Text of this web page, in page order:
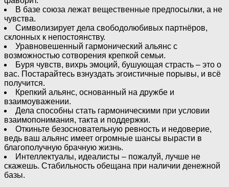
В базе союза лежат вещественные предпосылки, а не
чувства.
Символизирует дела свободолюбивых партнёров,
склонных к непостоянству.
Уравновешенный гармонический альянс с
возможностью сотворения крепкой семьи.
Буря чувств, вихрь эмоций, бушующая страсть – это о
вас. Постарайтесь взнуздать эгоистичные порывы, и всё
получится.
Крепкий альянс, основанный на дружбе и
взаимоуважении.
Дела способны стать гармоническими при условии
взаимопонимания, такта и поддержки.
Откиньте безосновательную ревность и недоверие,
ведь ваш альянс имеет огромные шансы вырасти в
благополучную брачную жизнь.
Интеллектуалы, идеалисты – пожалуй, лучше не
скажешь. Стабильность обещана при наличии денежной
базы.